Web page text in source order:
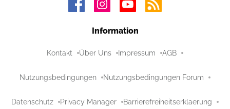
Information
Kontakt Über Uns Impressum AGB
Nutzungsbedingungen Nutzungsbedingungen Forum
Datenschutz Privacy Manager Barrierefreiheitserklaerung